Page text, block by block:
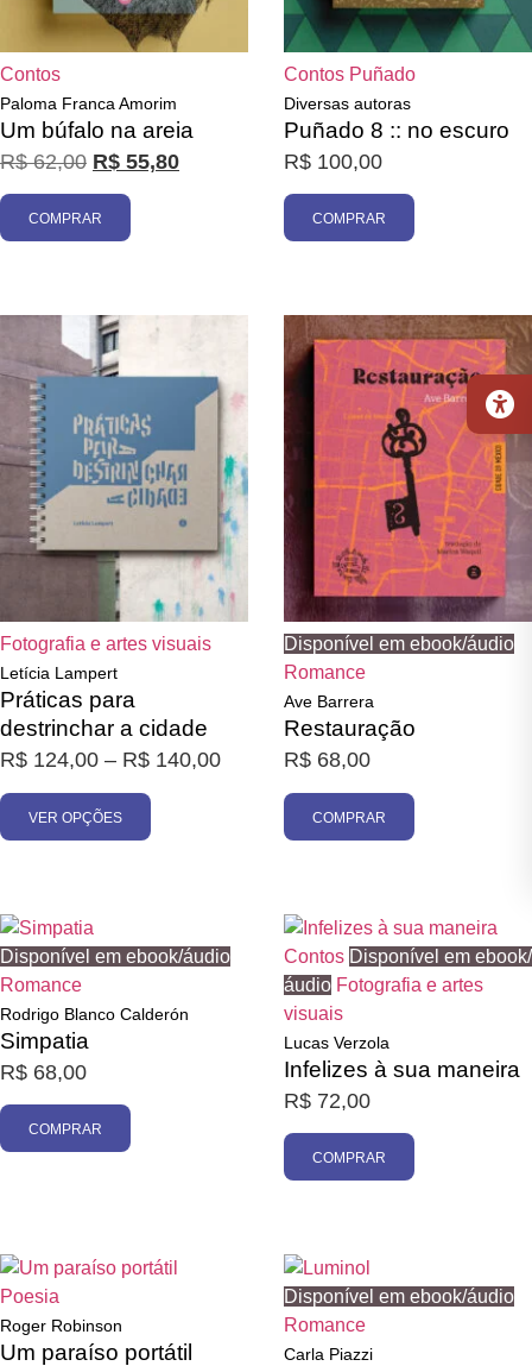
Contos
Paloma Franca Amorim
Um búfalo na areia
R$62,00 R$ 55,80
COMPRAR
Contos Puñado
Diversas autoras
Puñado 8 :: no escuro
R$ 100,00
COMPRAR
Fotografia e artes visuais
Letícia Lampert
Práticas para
destrinchar a cidade
R$ 124,00 – R$ 140,00
VER OPÇÕES
Disponível em ebook/áudio
Romance
Ave Barrera
Restauração
R$ 68,00
COMPRAR
Disponível em ebook/áudio
Romance
Rodrigo Blanco Calderón
Simpatia
R$ 68,00
COMPRAR
Contos Disponível em ebook/
áudio Fotografia e artes
visuais
Lucas Verzola
Infelizes à sua maneira
R$ 72,00
COMPRAR
Poesia
Roger Robinson
Um paraíso portátil
Disponível em ebook/áudio
Romance
Carla Piazzi